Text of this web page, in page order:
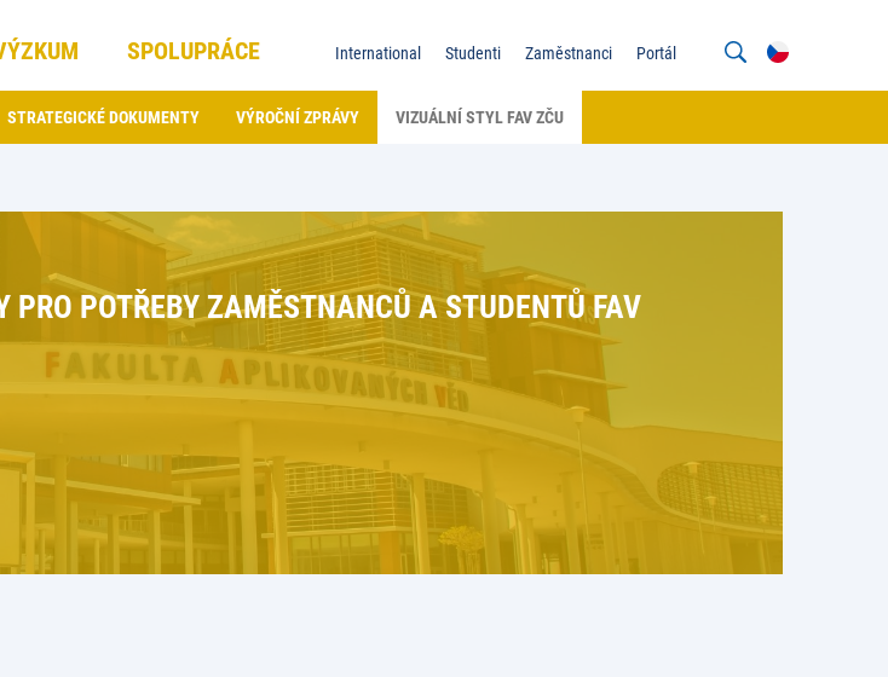
SPOLUPRÁCE International Studenti Zaměstnanci Portál
STRATEGICKÉ DOKUMENTY VÝROČNÍ ZPRÁVY VIZUÁLNÍ STYL FAV ZČU
PRO POTŘEBY ZAMĚSTNANCŮ A STUDENTŮ FAV